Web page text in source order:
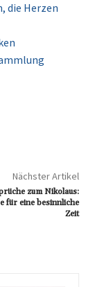
die Herzen
Nächster Artikel
zum Nikolaus:
für eine besinnliche
Zeit